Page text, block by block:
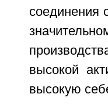
соединения
высокой
высокую